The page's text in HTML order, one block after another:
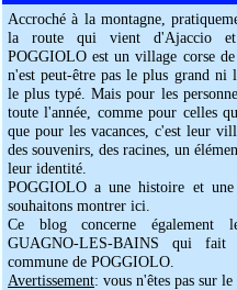
Accroché à la montagne,
la route qui vient d'Ajaccio et
POGGIOLO est un village corse
n'est peut-être pas le plus grand ni
le plus typé. Mais pour les
toute l'année, comme pour celles
que pour les vacances, c'est leur
des souvenirs, des racines, un
leur identité.
POGGIOLO a une histoire et
souhaitons montrer ici.
Ce blog concerne également
GUAGNO-LES-BAINS qui
commune de POGGIOLO.
Avertissement: vous n'êtes pas sur